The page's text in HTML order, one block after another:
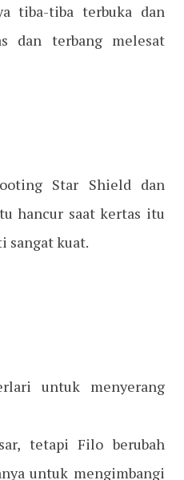
tiba-tiba terbuka dan
dan terbang melesat
Star Shield dan
hancur saat kertas itu
sangat kuat.
untuk menyerang
tetapi Filo berubah
untuk mengimbangi